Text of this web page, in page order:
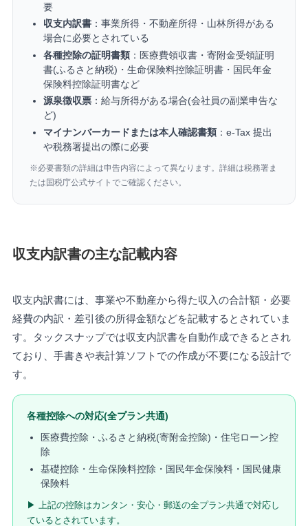
要
収支内訳書：事業所得・不動産所得・山林所得がある
場合に必要とされている
各種控除の証明書類：医療費領収書・寄附金受領証明
書(ふるさと納税)・生命保険料控除証明書・国民年金
保険料控除証明書など
源泉徴収票：給与所得がある場合(会社員の副業申告な
ど)
マイナンバーカードまたは本人確認書類：e-Tax 提出
や税務署提出の際に必要
※必要書類の詳細は申告内容によって異なります。詳細は税務署ま
たは国税庁公式サイトでご確認ください。
収支内訳書の主な記載内容
収支内訳書には、事業や不動産から得た収入の合計額・必要
経費の内訳・差引後の所得金額などを記載するとされていま
す。タックスナップでは収支内訳書を自動作成できるとされ
ており、手書きや表計算ソフトでの作成が不要になる設計で
す。
各種控除への対応(全プラン共通)
医療費控除・ふるさと納税(寄附金控除)・住宅ローン控
除
基礎控除・生命保険料控除・国民年金保険料・国民健康
保険料
▶ 上記の控除はカンタン・安心・郵送の全プラン共通で対応し
ているとされています。